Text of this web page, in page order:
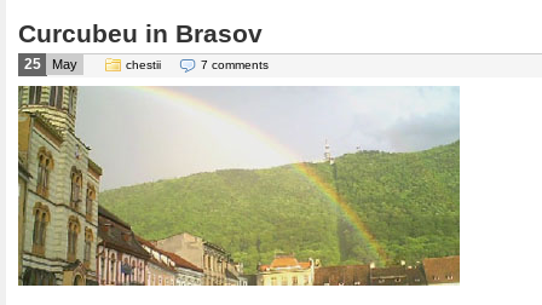
Curcubeu in Brasov
25 May chestii 7 comments